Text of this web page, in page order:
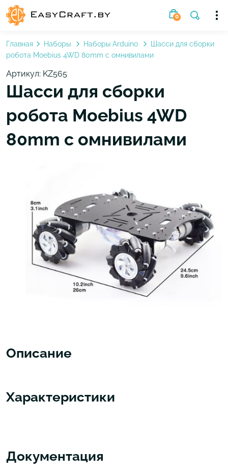
0
Главная Наборы Наборы Arduino
Шасси для сборки
робота Moebius 4WD 80mm c омнивилами
Артикул: KZ565
Шасси для сборки
робота Moebius 4WD
80mm c омнивилами
Описание
Характеристики
Документация